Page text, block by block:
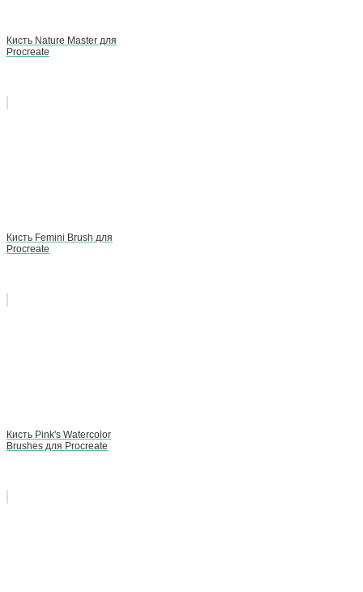
Кисть Nature Master для
Procreate
Кисть Femini Brush для
Procreate
Кисть Pink's Watercolor
Brushes для Procreate